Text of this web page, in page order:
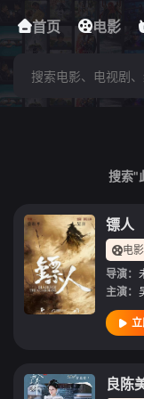
首页 电影
搜索"
镖人
电影
导演：
主演：
良陈